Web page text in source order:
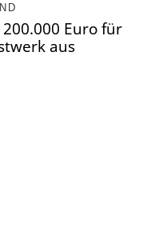
Euro für
aus